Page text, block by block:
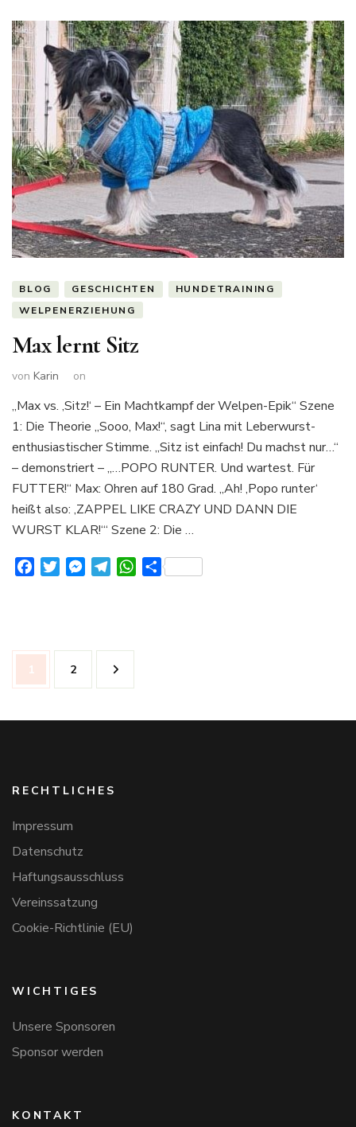
BLOG GESCHICHTEN
HUNDETRAINING
WELPENERZIEHUNG
Max lernt Sitz
von Karin on
„Max vs. ‚Sitz!‘ – Ein Machtkampf der Welpen-Epik“ Szene
1: Die Theorie „Sooo, Max!“, sagt Lina mit Leberwurst-
enthusiastischer Stimme. „Sitz ist einfach! Du machst nur…“
– demonstriert – „…POPO RUNTER. Und wartest. Für
FUTTER!“ Max: Ohren auf 180 Grad. „Ah! ‚Popo runter‘
heißt also: ‚ZAPPEL LIKE CRAZY UND DANN DIE
WURST KLAR!‘“ Szene 2: Die …
FacebookTwitterMessenger
TelegramWhatsApp
Teilen
Seitennummerierung
derSeite
1 Seite
2
RECHTLICHES
Impressum
Datenschutz
Haftungsausschluss
Vereinssatzung
Cookie-Richtlinie (EU)
WICHTIGES
Unsere Sponsoren
Sponsor werden
KONTAKT